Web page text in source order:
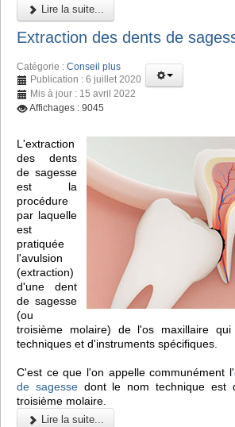
Lire la suite...
Extraction des dents de
Catégorie : Conseil plus
Publication : 6 juillet 2020
Mis à jour : 15 avril 2022
Affichages : 9045
L'extraction
des dents
de sagesse
est la
procédure
par laquelle
est
pratiquée
l'avulsion
(extraction)
d'une dent
de sagesse
(ou
troisième molaire) de l'os maxillaire
techniques et d'instruments spécifiques.
C'est ce que l'on appelle communément l'
de sagessedont le nom technique est
troisième molaire.
Lire la suite...